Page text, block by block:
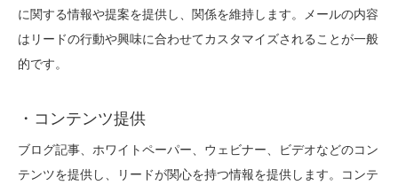
に関する情報や提案を提供し、関係を維持します。メールの内容
はリードの行動や興味に合わせてカスタマイズされることが一般
的です。
・コンテンツ提供
ブログ記事、ホワイトペーパー、ウェビナー、ビデオなどのコン
テンツを提供し、リードが関心を持つ情報を提供します。コンテ